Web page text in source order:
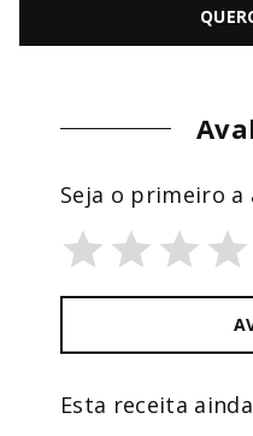
Esta receita
Seja o primeiro a